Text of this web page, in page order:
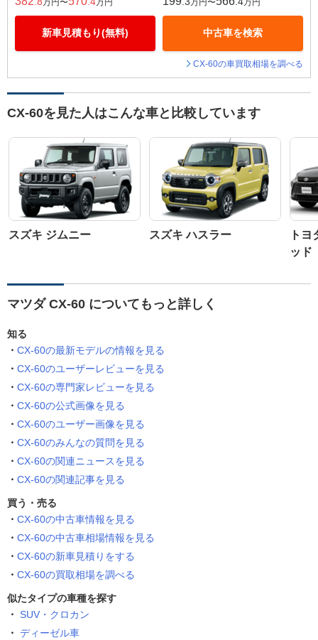
万円〜 万円
新車見積もり(無料)
万円〜 万円
中古車を検索
CX-60の車買取相場を調べる
CX-60を見た人はこんな車と比較しています
スズキ ジムニー スズキ ハスラー
ト
ッド
マツダ CX-60 についてもっと詳しく
知る
CX-60の最新モデルの情報を見る
CX-60のユーザーレビューを見る
CX-60の専門家レビューを見る
CX-60の公式画像を見る
CX-60のユーザー画像を見る
CX-60のみんなの質問を見る
CX-60の関連ニュースを見る
CX-60の関連記事を見る
買う・売る
CX-60の中古車情報を見る
CX-60の中古車相場情報を見る
CX-60の新車見積りをする
CX-60の買取相場を調べる
似たタイプの車種を探す
SUV・クロカン
ディーゼル車